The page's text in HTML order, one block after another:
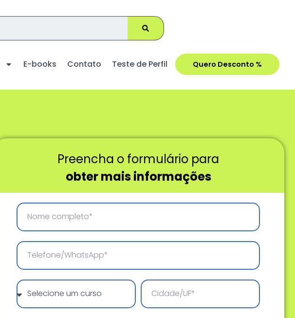
E-books Contato Teste de Perfil Quero Desconto %
Preencha o formulário para
obter mais informações